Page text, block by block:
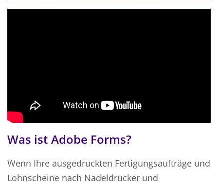
Was ist Adobe Forms?
Wenn Ihre ausgedruckten Fertigungsaufträge und
Lohnscheine nach Nadeldrucker und